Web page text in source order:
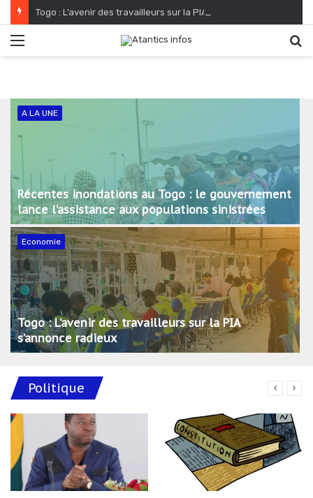
A LA UNE
Récentes inondations au Togo : le gouvernement
lance l’assistance aux populations sinistrées
Economie
Togo : L’avenir des travailleurs sur la PIA
s’annonce radieux
Politique